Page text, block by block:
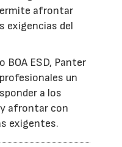
afrontar
exigencias del
BOA ESD, Panter
un
a los
afrontar con
exigentes.